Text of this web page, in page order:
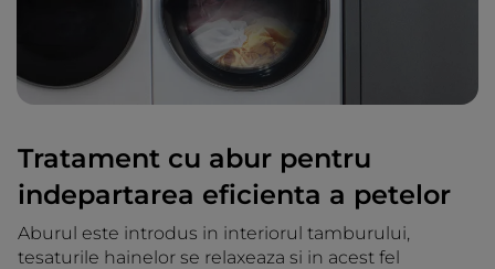
Tratament cu abur pentru
indepartarea eficienta a petelor
Aburul este introdus in interiorul tamburului,
tesaturile hainelor se relaxeaza si in acest fel